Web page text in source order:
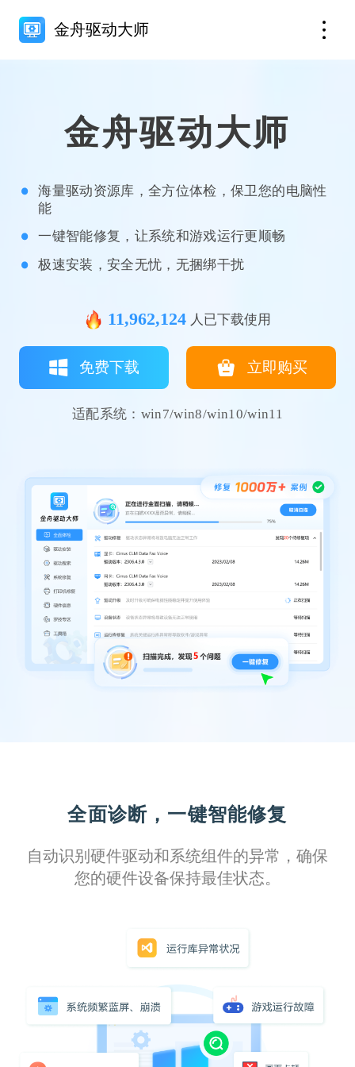
金舟驱动大师
金舟驱动大师
海量驱动资源库，全方位体检，保卫您的电脑性
能
一键智能修复，让系统和游戏运行更顺畅
极速安装，安全无忧，无捆绑干扰
11,962,124 人已下载使用
免费下载 立即购买
适配系统：win7/win8/win10/win11
全面诊断，一键智能修复
自动识别硬件驱动和系统组件的异常，确保
您的硬件设备保持最佳状态。